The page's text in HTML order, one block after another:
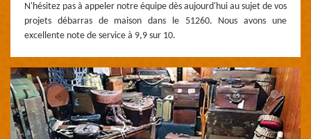
N'hésitez pas à appeler notre équipe dès aujourd'hui au sujet de vos
projets débarras de maison dans le 51260. Nous avons une
excellente note de service à 9,9 sur 10.